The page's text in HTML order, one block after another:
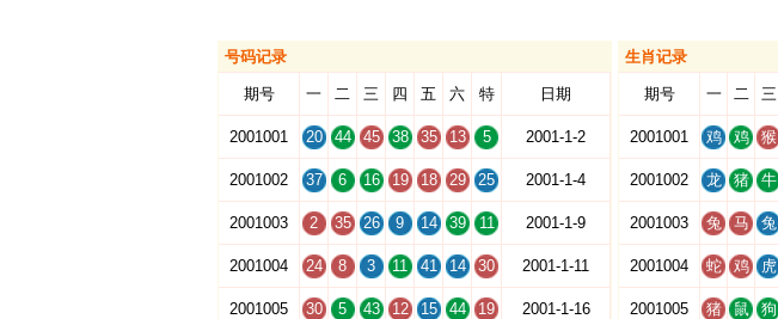
号码记录
期号 一 二 三 四 五 六 特 日期
2001001 20 44 45 38 35 13 5 2001-1-2
2001002 37 6 16 19 18 29 25 2001-1-4
2001003 2 35 26 9 14 39 11 2001-1-9
2001004 24 8 3 11 41 14 30 2001-1-11
2001005 30 5 43 12 15 44 19 2001-1-16
生肖记录
期号 一 二 三
2001001 鸡 鸡 猴
2001002 龙 猪 牛
2001003 兔 马 兔
2001004 蛇 鸡 虎
2001005 猪 鼠 狗